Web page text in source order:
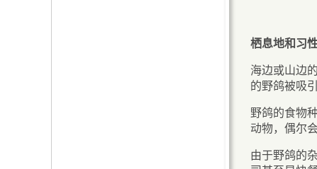
栖息地和习
海边或山边
的野鸽被吸
野鸽的食物
动物，偶尔
由于野鸽的